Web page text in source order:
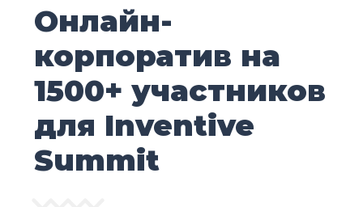
Онлайн-
корпоратив на
1500+ участников
для Inventive
Summit